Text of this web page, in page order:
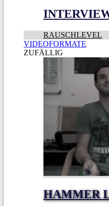
RAUSCHLEVEL
VIDEOFORMATE
ZUFÄLLIG
HAMMER